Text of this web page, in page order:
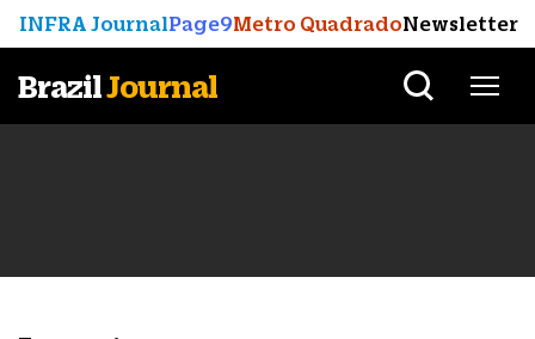
INFRA JournalPage9Metro QuadradoNewsletter
BrazilJournal